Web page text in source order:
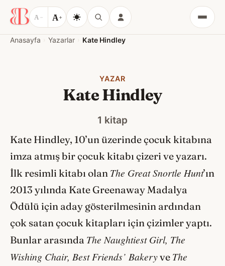
A − A+
Menü
Anasayfa Yazarlar Kate Hindley
YAZAR
Kate Hindley
1 kitap
Kate Hindley, 10’un üzerinde çocuk kitabına
imza atmış bir çocuk kitabı çizeri ve yazarı.
İlk resimli kitabı olan The Great Snortle Hunt’ın
2013 yılında Kate Greenaway Madalya
Ödülü için aday gösterilmesinin ardından
çok satan çocuk kitapları için çizimler yaptı.
Bunlar arasında The Naughtiest Girl, The
Wishing Chair, Best Friends’ Bakeryve The